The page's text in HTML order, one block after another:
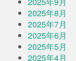
2025年8月
2025年7月
2025年6月
2025年5月
2025年4月